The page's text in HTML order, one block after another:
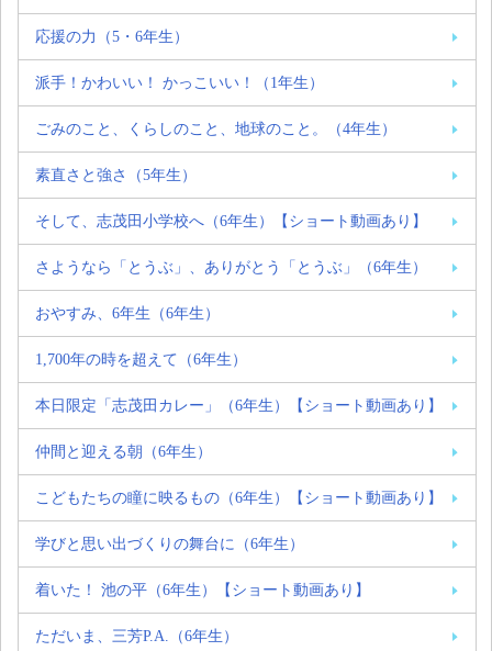
応援の力（5・6年生）
派手！かわいい！ かっこいい！（1年生）
ごみのこと、くらしのこと、地球のこと。（4年生）
素直さと強さ（5年生）
そして、志茂田小学校へ（6年生）【ショート動画あり】
さようなら「とうぶ」、ありがとう「とうぶ」（6年生）
おやすみ、6年生（6年生）
1,700年の時を超えて（6年生）
本日限定「志茂田カレー」（6年生）【ショート動画あり】
仲間と迎える朝（6年生）
こどもたちの瞳に映るもの（6年生）【ショート動画あり】
学びと思い出づくりの舞台に（6年生）
着いた！ 池の平（6年生）【ショート動画あり】
ただいま、三芳P.A.（6年生）